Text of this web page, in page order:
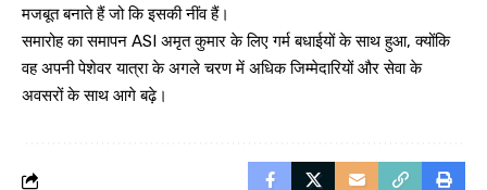
मजबूत बनाते हैं जो कि इसकी नींव हैं।
समारोह का समापन ASI अमृत कुमार के लिए गर्म बधाईयों के साथ हुआ, क्योंकि
वह अपनी पेशेवर यात्रा के अगले चरण में अधिक जिम्मेदारियों और सेवा के
अवसरों के साथ आगे बढ़े।